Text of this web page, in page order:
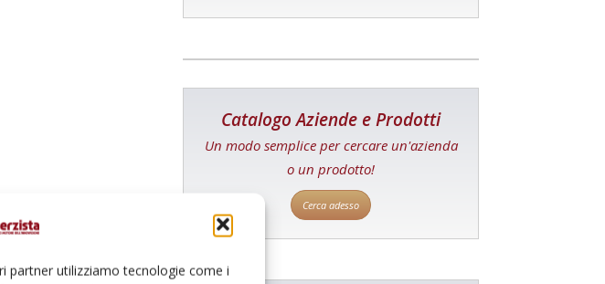
partner utilizziamo tecnologie come i
Catalogo Aziende e Prodotti
Un modo semplice per cercare un'azienda
o un prodotto!
Cerca adesso